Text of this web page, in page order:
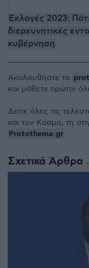
Εκλογές 2023:
διερευνητικές
κυβέρνηση
Σχετικά Άρθρα
Ακολουθήστε το
και μάθετε πρώτοι
Δείτε όλες τις
και τον Κόσμο, τη
Protothema.gr